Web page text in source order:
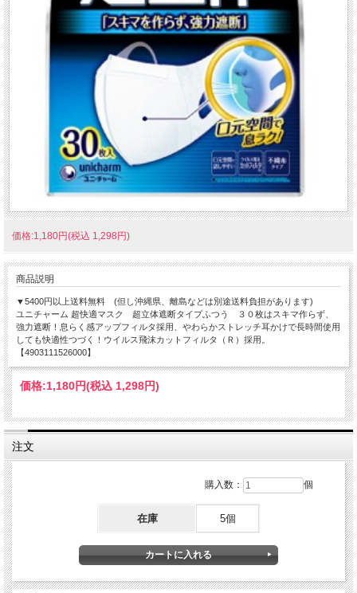
価格:1,180円(税込 1,298円)
商品説明
▼5400円以上送料無料 (但し沖縄県、離島などは別途送料負担があります)
ユニチャーム 超快適マスク 超立体遮断タイプふつう ３０枚はスキマ作らず、
強力遮断！息らく感アップフィルタ採用、やわらかストレッチ耳かけで長時間使用
しても快適性つづく！ウイルス飛沫カットフィルタ（Ｒ）採用。
【4903111526000】
価格:1,180円(税込 1,298円)
注文
購入数： 個
在庫 5個